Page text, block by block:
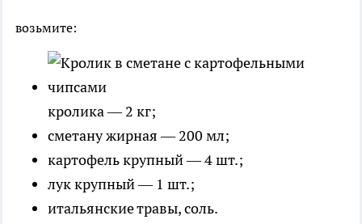
возьмите:
кролика — 2 кг;
сметану жирная — 200 мл;
картофель крупный — 4 шт.;
лук крупный — 1 шт.;
итальянские травы, соль.